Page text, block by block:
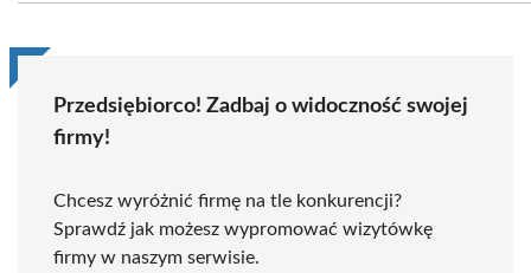
Przedsiębiorco! Zadbaj o widoczność swojej
firmy!
Chcesz wyróżnić firmę na tle konkurencji?
Sprawdź jak możesz wypromować wizytówkę
firmy w naszym serwisie.